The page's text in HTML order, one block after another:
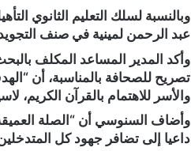
وبالنسبة لسلك التعليم الثانوي
عبد الرحمن لمينية في صنف
وأكد المدير المساعد المكلف
تصريح للصحافة بالمناسبة، أن
والأسر للاهتمام بالقرآن الكريم،
وأضاف السنوسي أن “الصلة العميقة
داعيا إلى تضافر جهود كل